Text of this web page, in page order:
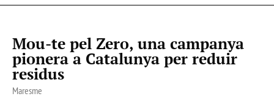
Mou-te pel Zero, una campanya
pionera a Catalunya per reduir
residus
Maresme